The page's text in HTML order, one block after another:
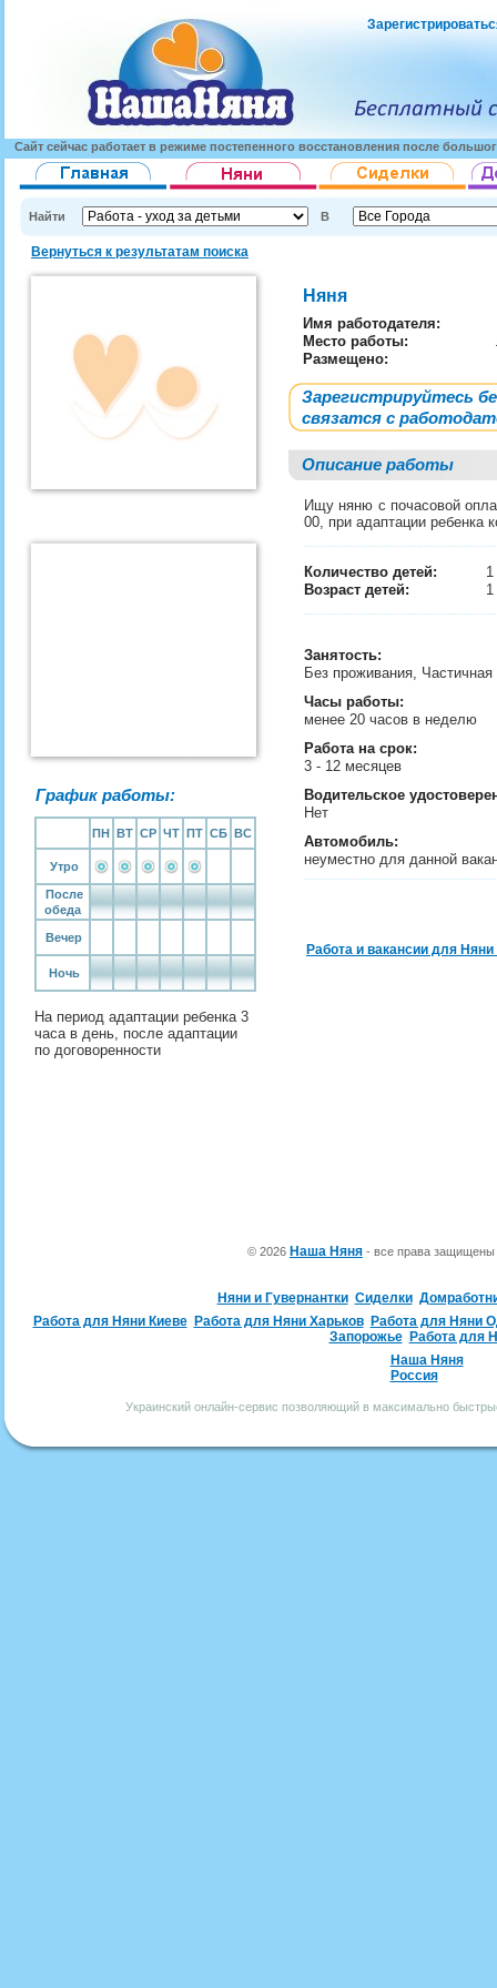
Сайт сейчас работает в режиме постепенного восстановления после
Найти В
Вернуться к результатам поиска
График работы:
ПН ВТ СР ЧТ ПТ СБ ВС
Утро
После
обеда
Вечер
Ночь
На период адаптации ребенка 3
часа в день, после адаптации
по договоренности
Няня
Имя работодателя:
Место работы:
Размещено:
Зарегистрируйтесь
связатся с
Описание работы
Ищу няню с почасовой
00, при адаптации ребенка
Количество детей:
1
Возраст детей:
Занятость:
Без проживания, Частичная
Часы работы:
менее 20 часов в неделю
Работа на срок:
3 - 12 месяцев
Водительское
Нет
Автомобиль:
неуместно для данной
Работа и вакансии для
© 2026 Наша Няня - все права
Няни и Гувернантки Сиделки
Работа для Няни Киеве
Работа для Няни Харьков
Работа для Няни
Запорожье
Работа для
Наша Няня
Россия
Украинский онлайн-сервис позволяющий в максимально